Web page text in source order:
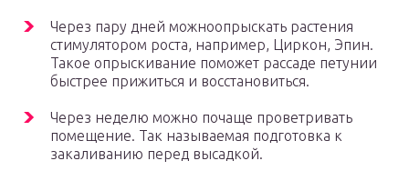
Через пару дней можноопрыскать растения
стимулятором роста, например, Циркон, Эпин.
Такое опрыскивание поможет рассаде петунии
быстрее прижиться и восстановиться.
Через неделю можно почаще проветривать
помещение. Так называемая подготовка к
закаливанию перед высадкой.